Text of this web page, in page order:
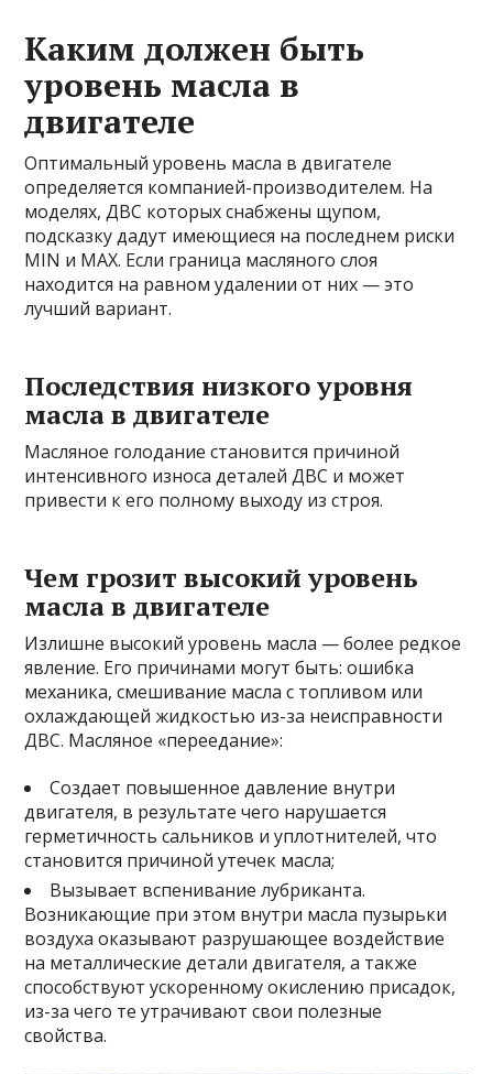
Каким должен быть
уровень масла в
двигателе
Оптимальный уровень масла в двигателе
определяется компанией-производителем. На
моделях, ДВС которых снабжены щупом,
подсказку дадут имеющиеся на последнем риски
MIN и MAX. Если граница масляного слоя
находится на равном удалении от них — это
лучший вариант.
Последствия низкого уровня
масла в двигателе
Масляное голодание становится причиной
интенсивного износа деталей ДВС и может
привести к его полному выходу из строя.
Чем грозит высокий уровень
масла в двигателе
Излишне высокий уровень масла — более редкое
явление. Его причинами могут быть: ошибка
механика, смешивание масла с топливом или
охлаждающей жидкостью из-за неисправности
ДВС. Масляное «переедание»:
Создает повышенное давление внутри
двигателя, в результате чего нарушается
герметичность сальников и уплотнителей, что
становится причиной утечек масла;
Вызывает вспенивание лубриканта.
Возникающие при этом внутри масла пузырьки
воздуха оказывают разрушающее воздействие
на металлические детали двигателя, а также
способствуют ускоренному окислению присадок,
из-за чего те утрачивают свои полезные
свойства.